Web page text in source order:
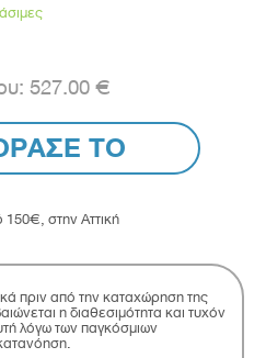
527.00 €
ΤΟ
στην Αττική
πριν από την καταχώρηση της
η διαθεσιμότητα και τυχόν
λόγω των παγκόσμιων